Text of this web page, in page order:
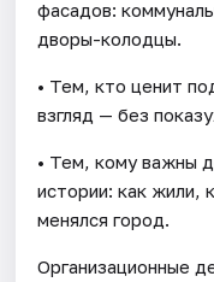
фасадов:
дворы-колодцы.
• Тем, кто ценит
взгляд — без
• Тем, кому важны
истории: как жили,
менялся город.
Организационные